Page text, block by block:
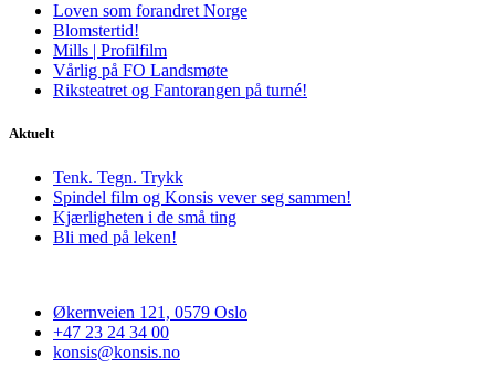
Loven som forandret Norge
Blomstertid!
Mills | Profilfilm
Vårlig på FO Landsmøte
Riksteatret og Fantorangen på turné!
Aktuelt
Tenk. Tegn. Trykk
Spindel film og Konsis vever seg sammen!
Kjærligheten i de små ting
Bli med på leken!
Økernveien 121, 0579 Oslo
+47 23 24 34 00
konsis@konsis.no